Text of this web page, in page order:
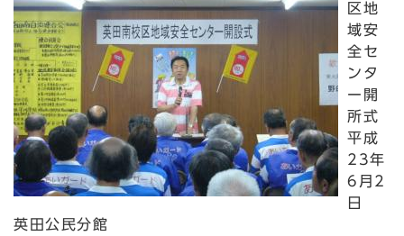
区地
域安
全セ
ンタ
ー開
所式
平成
23年
6月2
日
英田公民分館